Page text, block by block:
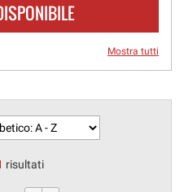
Mostra tutti
risultati